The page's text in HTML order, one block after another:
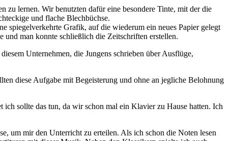
zu lernen. Wir benutzten dafür eine besondere Tinte, mit der die
und flache Blechbüchse.
spiegelverkehrte Grafik, auf die wiederum ein neues Papier gelegt
und man konnte schließlich die Zeitschriften erstellen.
Unternehmen, die Jungens schrieben über Ausflüge,
diese Aufgabe mit Begeisterung und ohne an jegliche Belohnung
sollte das tun, da wir schon mal ein Klavier zu Hause hatten. Ich
um mir den Unterricht zu erteilen. Als ich schon die Noten lesen